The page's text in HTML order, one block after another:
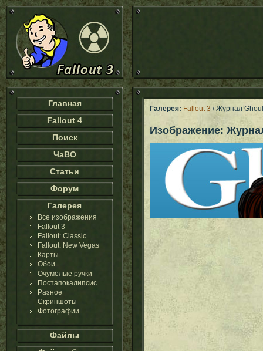
Главная
Fallout 4
Поиск
ЧаВО
Статьи
Форум
Галерея
Все изображения
Fallout 3
Fallout: Classic
Fallout: New Vegas
Карты
Обои
Очумелые ручки
Постапокалипсис
Разное
Скриншоты
Фотографии
Файлы
Галерея: Fallout 3 / Журнал
Изображение: